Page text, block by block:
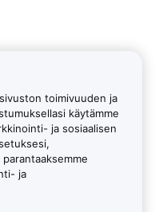
toimivuuden ja
käytämme
ja sosiaalisen
ja